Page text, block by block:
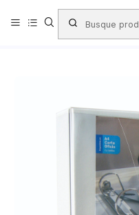
Productos LIBRERIA
Archivador de Presentación
ARCHIVADOR DE